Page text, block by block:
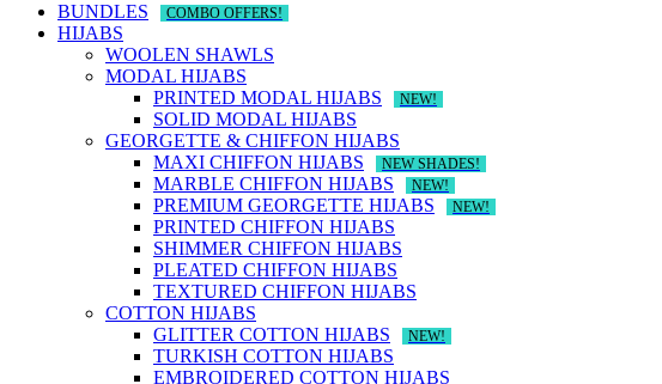
BUNDLES COMBO OFFERS!
HIJABS
WOOLEN SHAWLS
MODAL HIJABS
PRINTED MODAL HIJABS
NEW!
SOLID MODAL HIJABS
GEORGETTE & CHIFFON HIJABS
MAXI CHIFFON HIJABS
NEW SHADES!
MARBLE CHIFFON HIJABS NEW!
PREMIUM GEORGETTE HIJABS NEW!
PRINTED CHIFFON HIJABS
SHIMMER CHIFFON HIJABS
PLEATED CHIFFON HIJABS
TEXTURED CHIFFON HIJABS
COTTON HIJABS
GLITTER COTTON HIJABS
NEW!
TURKISH COTTON HIJABS
EMBROIDERED COTTON HIJABS